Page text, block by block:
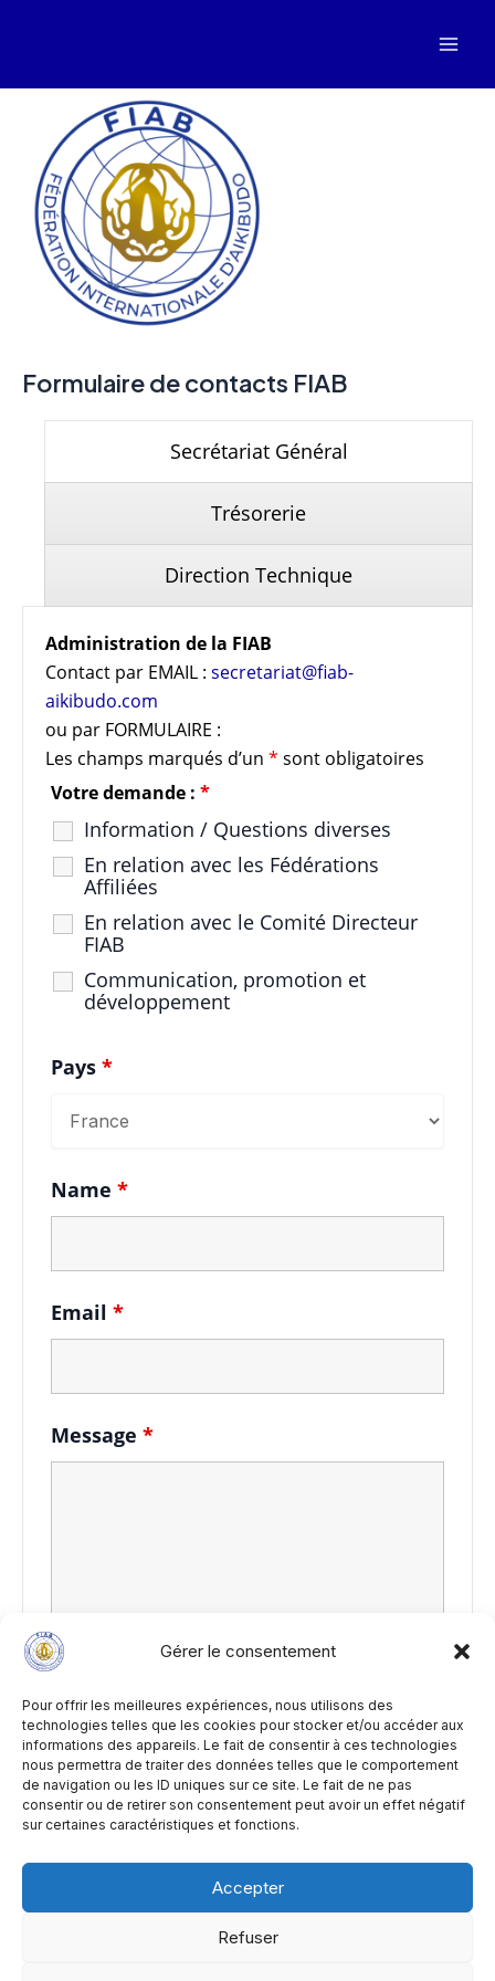
Gérer le consentement
Pour offrir les meilleures expériences, nous utilisons des
technologies telles que les cookies pour stocker et/ou accéder aux
informations des appareils. Le fait de consentir à ces technologies
nous permettra de traiter des données telles que le comportement
de navigation ou les ID uniques sur ce site. Le fait de ne pas
consentir ou de retirer son consentement peut avoir un effet négatif
sur certaines caractéristiques et fonctions.
Accepter
Refuser
Formulaire de contacts FIAB
Secrétariat Général
Trésorerie
Direction Technique
Administration de la FIAB
Contact par EMAIL : secretariat@fiab-
aikibudo.com
ou par FORMULAIRE :
Les champs marqués d’un * sont obligatoires
Votre demande : *
Information / Questions diverses
En relation avec les Fédérations
Affiliées
En relation avec le Comité Directeur
FIAB
Communication, promotion et
développement
Pays *
Name *
Email *
Message *
Mentions Legales&Politique de cookies- Copyright ©
2026 FIAB AIKIBUDO - INTERNATIONAL | Powered by